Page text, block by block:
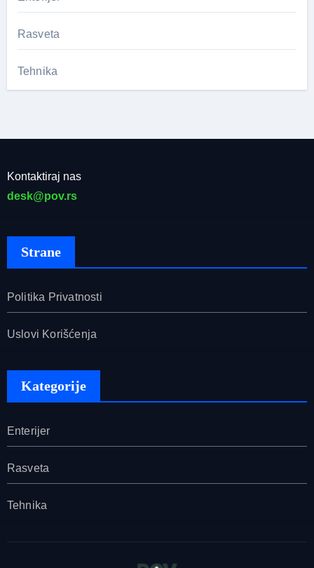
Rasveta
Tehnika
Kontaktiraj nas
desk@pov.rs
Strane
Politika Privatnosti
Uslovi Korišćenja
Kategorije
Enterijer
Rasveta
Tehnika